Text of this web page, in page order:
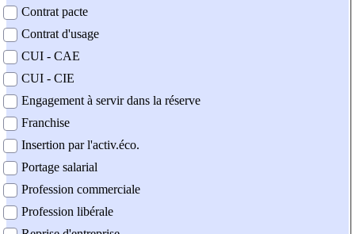
Contrat pacte
Contrat d'usage
CUI - CAE
CUI - CIE
Engagement à servir dans la réserve
Franchise
Insertion par l'activ.éco.
Portage salarial
Profession commerciale
Profession libérale